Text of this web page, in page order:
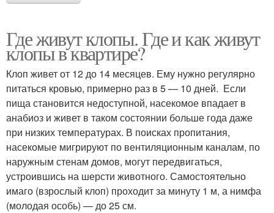
Где живут клопы. Где и как живут
клопы в квартире?
Клоп живет от 12 до 14 месяцев. Ему нужно регулярно
питаться кровью, примерно раз в 5 — 10 дней. Если
пища становится недоступной, насекомое впадает в
анабиоз и живет в таком состоянии больше года даже
при низких температурах. В поисках пропитания,
насекомые мигрируют по вентиляционным каналам, по
наружным стенам домов, могут передвигаться,
устроившись на шерсти животного. Самостоятельно
имаго (взрослый клоп) проходит за минуту 1 м, а нимфа
(молодая особь) — до 25 см.